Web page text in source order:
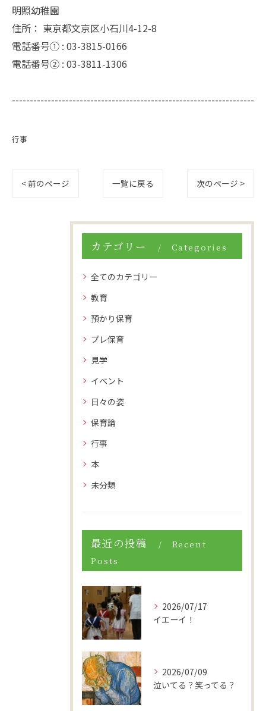
明照幼稚園
住所： 東京都文京区小石川4-12-8
電話番号① : 03-3815-0166
電話番号② : 03-3811-1306
--------------------------------------------------------------------
行事
< 前のページ 一覧に戻る 次のページ >
カテゴリー Categories
全てのカテゴリー
教育
預かり保育
プレ保育
見学
イベント
日々の姿
保育論
行事
本
未分類
最近の投稿
Recent
Posts
2026/07/17
イエーイ！
2026/07/09
泣いてる？笑ってる？